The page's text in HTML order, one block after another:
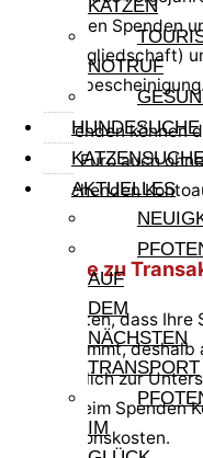
KATZEN
NOTRUF
HUNDESUCHE
AKTUELLES
AUF
DEM
NÄCHSTEN
TRANSPORT
IM
diesjährigen Spenden
Fördermitgliedschaft)
Mitgliedsbescheinigung.
Einzelspenden können
von 300 Euro auch
entsprechenden
werden.
Hinweise zu
Wir möchten, dass
zugute kommt,
ehrenamtlich zur
können beim Spenden
Transaktionskosten.